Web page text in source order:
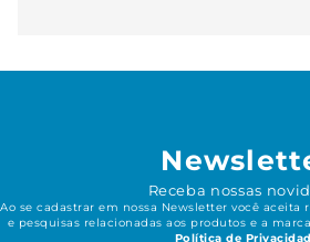
Receba nossas
Ao se cadastrar em nossa Newsletter você
e pesquisas relacionadas aos produtos e a
Política de